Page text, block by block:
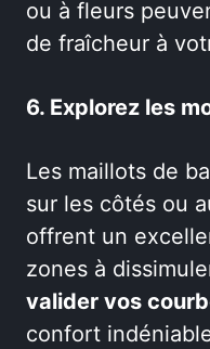
ou à fleurs
de fraîcheur à
6. Explorez les
Les maillots de
sur les côtés ou
offrent un
zones à
valider vos
confort